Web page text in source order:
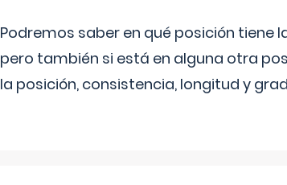
Podremos saber en qué posición tiene
pero también si está en alguna otra
la posición, consistencia, longitud y